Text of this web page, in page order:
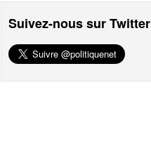
Suivez-nous sur Twitter